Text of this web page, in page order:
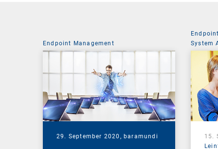
Endpoint Management
29. September 2020, baramundi
System
15.